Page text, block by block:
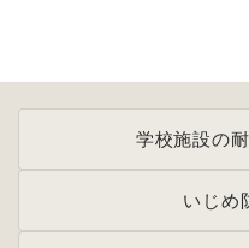
学校施設の
いじめ